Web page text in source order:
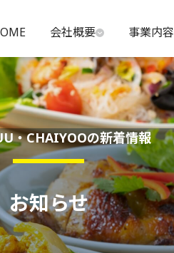
会社概要 事業内容
・CHAIYOOの新着情報
お知らせ